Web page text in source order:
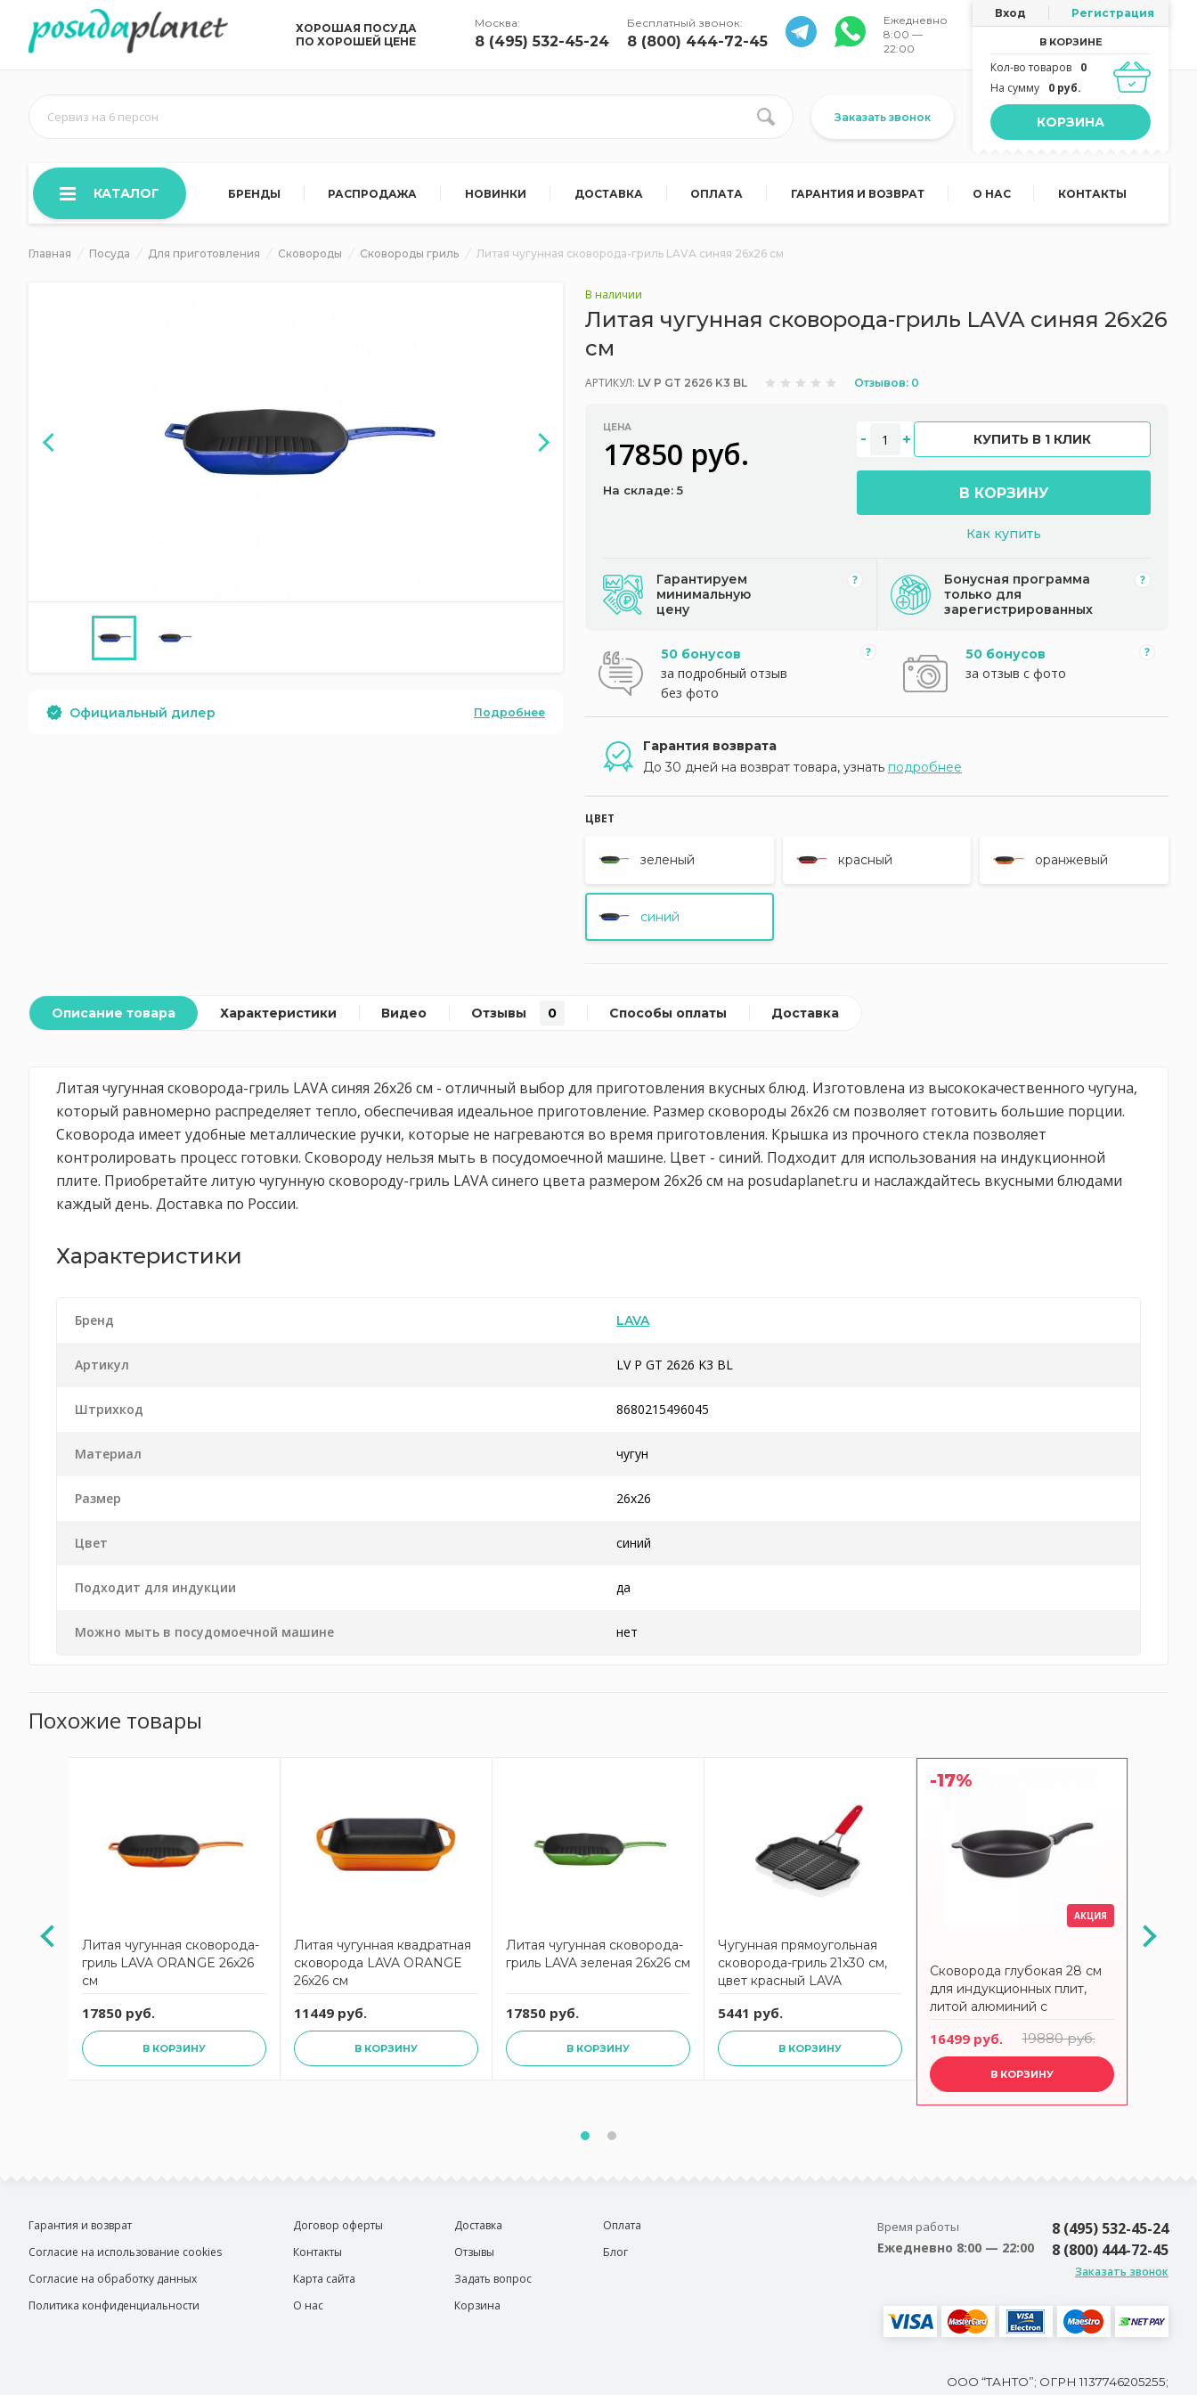
ХОРОШАЯ ПОСУДА
ПО ХОРОШЕЙ ЦЕНЕ
Москва:
8 (495) 532-45-24
Бесплатный звонок:
8 (800) 444-72-45
Ежедневно
8:00 —
22:00
Вход Регистрация
В КОРЗИНЕ
Кол-во товаров
0
На сумму
0 руб.
КОРЗИНА
Сервиз на 6 персон Заказать звонок
КАТАЛОГ БРЕНДЫ РАСПРОДАЖА НОВИНКИ ДОСТАВКА ОПЛАТА ГАРАНТИЯ И ВОЗВРАТ О НАС КОНТАКТЫ
Главная Посуда Для приготовления Сковороды Сковороды гриль Литая чугунная сковорода-гриль LAVA синяя 26х26 см
Официальный дилер Подробнее
В наличии
Литая чугунная сковорода-гриль LAVA синяя 26х26
см
АРТИКУЛ: LV P GT 2626 K3 BL Отзывов: 0
ЦЕНА
17850 руб.
На складе: 5
КУПИТЬ В 1 КЛИК
В КОРЗИНУ
Как купить
Гарантируем
минимальную
цену
Бонусная программа
только для
зарегистрированных
50 бонусов
за подробный отзыв
без фото
50 бонусов
за отзыв с фото
Гарантия возврата
До 30 дней на возврат товара, узнать подробнее
ЦВЕТ
зеленый красный оранжевый
синий
Описание товара Характеристики Видео Отзывы 0 Способы оплаты Доставка
Литая чугунная сковорода-гриль LAVA синяя 26х26 см - отличный выбор для приготовления вкусных блюд. Изготовлена из высококачественного чугуна,
который равномерно распределяет тепло, обеспечивая идеальное приготовление. Размер сковороды 26х26 см позволяет готовить большие порции.
Сковорода имеет удобные металлические ручки, которые не нагреваются во время приготовления. Крышка из прочного стекла позволяет
контролировать процесс готовки. Сковороду нельзя мыть в посудомоечной машине. Цвет - синий. Подходит для использования на индукционной
плите. Приобретайте литую чугунную сковороду-гриль LAVA синего цвета размером 26х26 см на posudaplanet.ru и наслаждайтесь вкусными блюдами
каждый день. Доставка по России.
Характеристики
Бренд LAVA
Артикул LV P GT 2626 K3 BL
Штрихкод 8680215496045
Материал чугун
Размер 26х26
Цвет синий
Подходит для индукции да
Можно мыть в посудомоечной машине нет
Похожие товары
Литая чугунная сковорода-
гриль LAVA ORANGE 26х26
см
17850 руб.
В КОРЗИНУ
Литая чугунная квадратная
сковорода LAVA ORANGE
26х26 см
11449 руб.
В КОРЗИНУ
Литая чугунная сковорода-
гриль LAVA зеленая 26х26 см
17850 руб.
В КОРЗИНУ
Чугунная прямоугольная
сковорода-гриль 21x30 см,
цвет красный LAVA
5441 руб.
В КОРЗИНУ
-17%
АКЦИЯ
Сковорода глубокая 28 см
для индукционных плит,
литой алюминий с
Frying Pans Titan, AMT I-
728FIX, AMT
16499 руб. 19880 руб.
В КОРЗИНУ
Гарантия и возврат
Согласие на использование cookies
Согласие на обработку данных
Политика конфиденциальности
Договор оферты
Контакты
Карта сайта
О нас
Доставка
Отзывы
Задать вопрос
Корзина
Оплата
Блог
Время работы
Ежедневно 8:00 — 22:00
8 (495) 532-45-24
8 (800) 444-72-45
Заказать звонок
ООО “ТАНТО”; ОГРН 1137746205255;